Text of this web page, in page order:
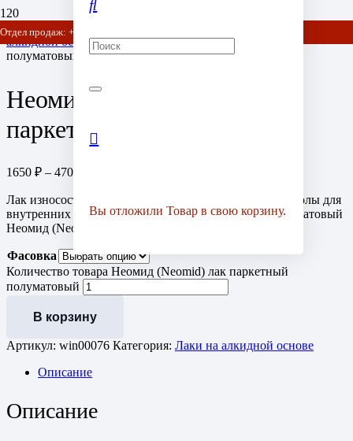
Отдел продаж: +7 (903) 778-01-07 / +7 (905) 752-77-20
Вы отложилиТовар в свою корзину.
Главная Антисептики для деревянного дома
алкидной основе/ Неомид (Neomid) лак паркетный
полуматовый
Неомид (Neomid) лак
паркетный полуматовый
1650 ₽ – 4700
Лак износостойкий на основе алкидно-уретановой смолы для
внутренних помещений. Купить лак паркетный полуматовый
Неомид (Neomid) с доставкой по отличной цене!
Фасовка
Количество товара Неомид (Neomid) лак паркетный
полуматовый
В корзину
Артикул: win00076 Категория: Лаки на алкидной основе
Описание
Описание